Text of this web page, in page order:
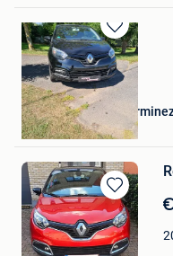
Bewaren
in
Mijn
Favorieten
auto's en motoren
Ieper
Bewaren
in
Mijn
Favorieten
A D